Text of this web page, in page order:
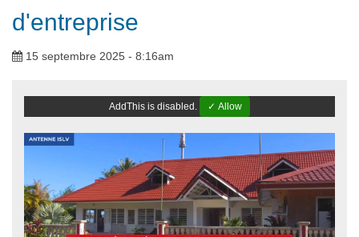
d'entreprise
15 septembre 2025 - 8:16am
AddThis is disabled. ✓ Allow